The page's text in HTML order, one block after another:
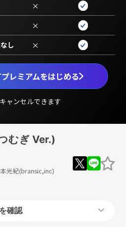
レミアムをはじめる
ャンセルできます
×
×
し ×
むぎ Ver.)
光紀(bransic,inc)
確認